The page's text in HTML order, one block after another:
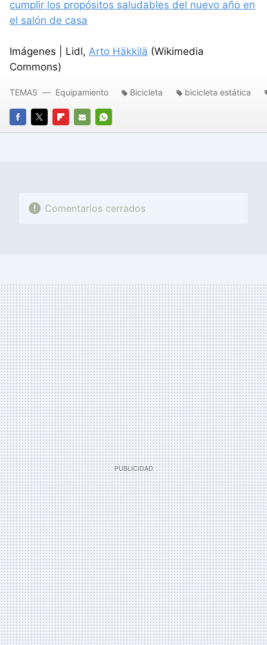
cumplir los propósitos saludables del nuevo año en
el salón de casa
Imágenes | Lidl, Arto Häkkilä (Wikimedia
Commons)
FACEBOOK
TWITTERFLIPBOARD
E-
WHATSAPP
TEMAS Equipamiento Bicicleta bicicleta estática
Comentarios cerrados